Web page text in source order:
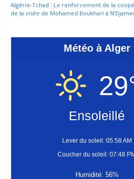
Algérie-Tchad : Le renforcement de la
de la visite de Mohamed Boukhari à
Météo à Alger
Ensoleillé
Lever du soleil: 05:58 AM
Coucher du soleil: 07:48
Humidité: 56%